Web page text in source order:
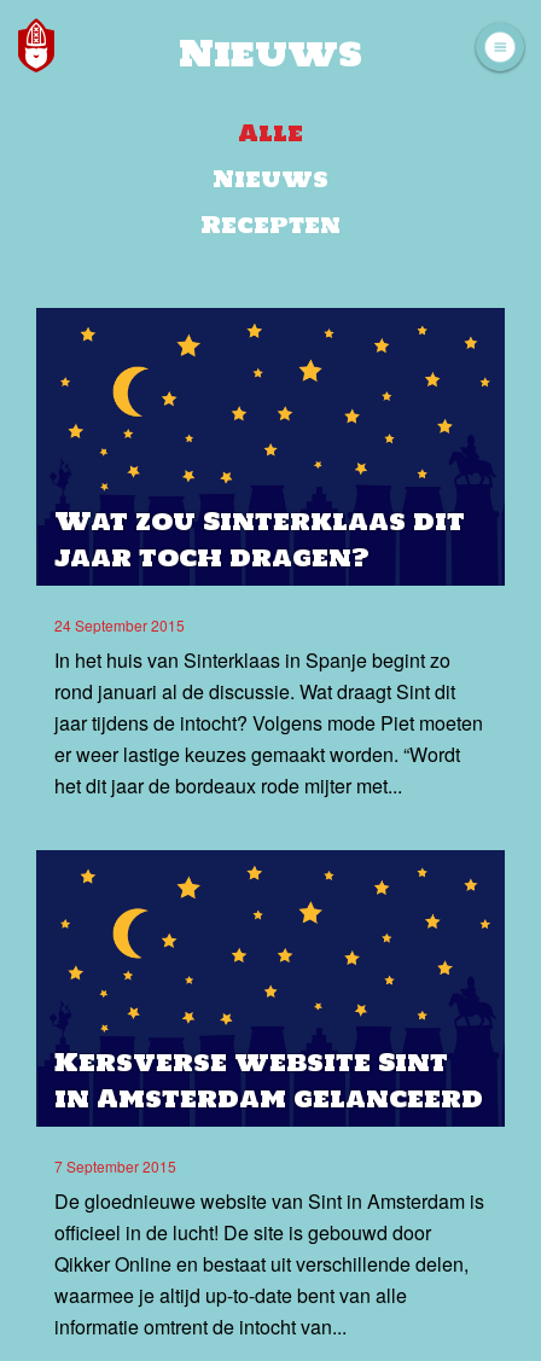
Nieuws
Alle
Nieuws
Recepten
Wat zou Sinterklaas dit
jaar toch dragen?
24 September 2015
In het huis van Sinterklaas in Spanje begint zo
rond januari al de discussie. Wat draagt Sint dit
jaar tijdens de intocht? Volgens mode Piet moeten
er weer lastige keuzes gemaakt worden. “Wordt
het dit jaar de bordeaux rode mijter met...
Kersverse website Sint
in Amsterdam gelanceerd
7 September 2015
De gloednieuwe website van Sint in Amsterdam is
officieel in de lucht! De site is gebouwd door
Qikker Online en bestaat uit verschillende delen,
waarmee je altijd up-to-date bent van alle
informatie omtrent de intocht van...